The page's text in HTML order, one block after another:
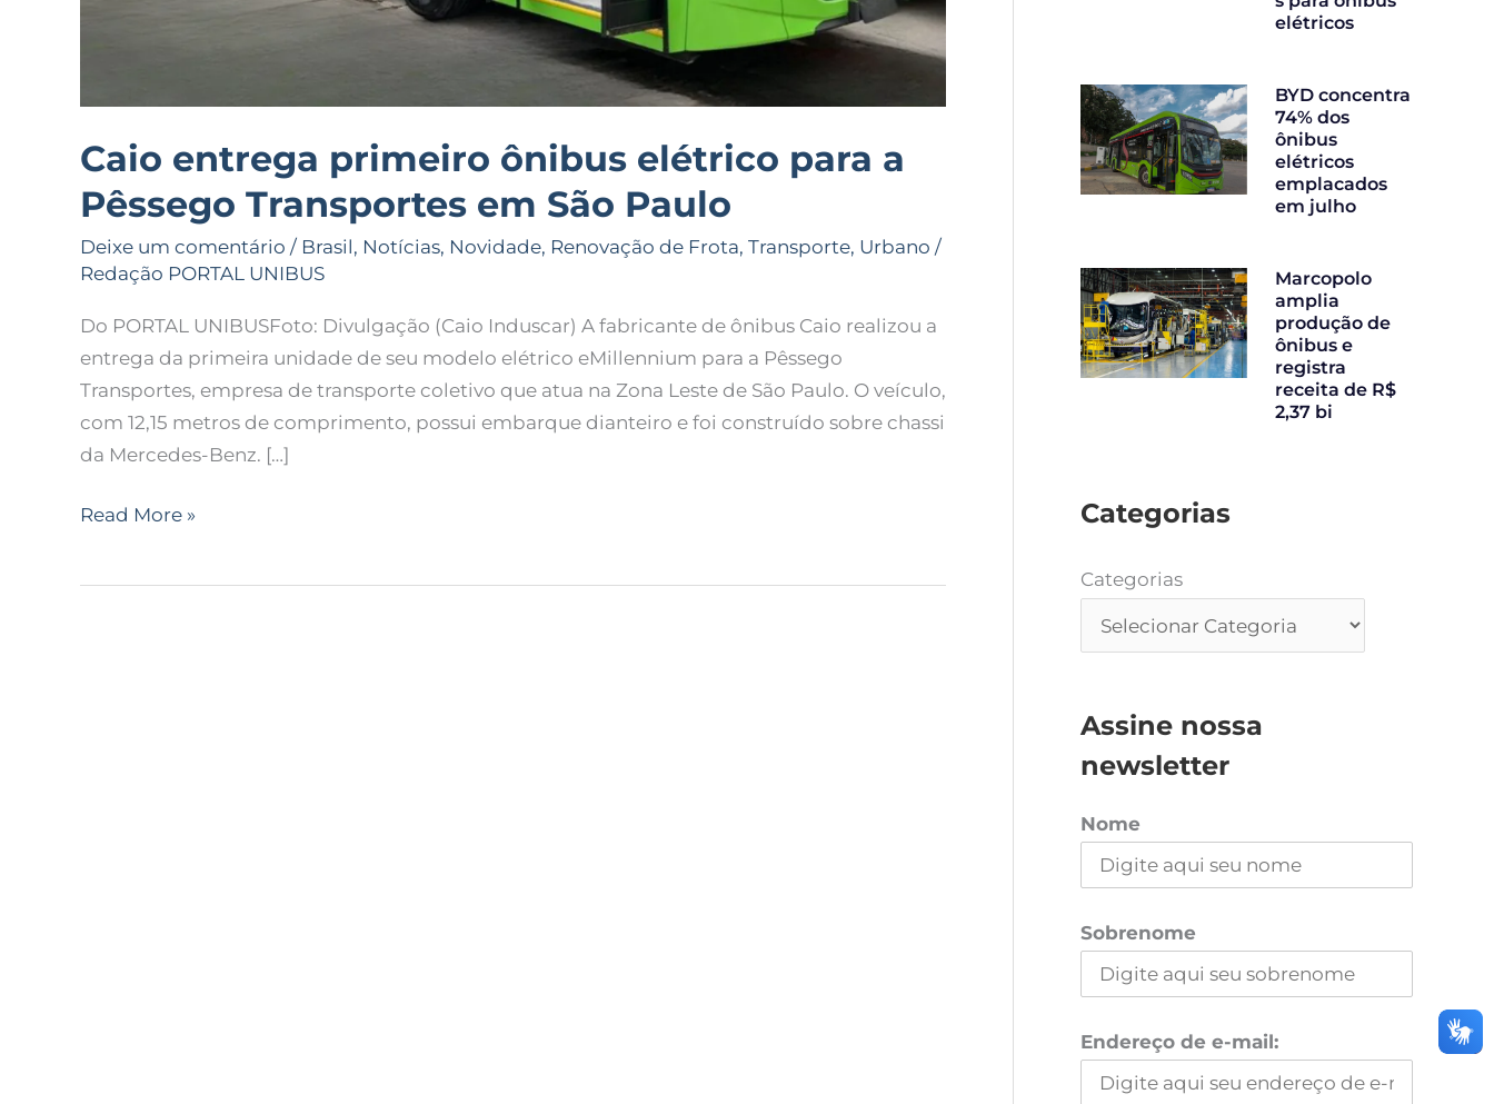
Caio entrega primeiro ônibus elétrico para a
Pêssego Transportes em São Paulo
Deixe um comentário / Brasil, Notícias, Novidade, Renovação de Frota, Transporte, Urbano /
Redação PORTAL UNIBUS
Do PORTAL UNIBUSFoto: Divulgação (Caio Induscar) A fabricante de ônibus Caio realizou a
entrega da primeira unidade de seu modelo elétrico eMillennium para a Pêssego
Transportes, empresa de transporte coletivo que atua na Zona Leste de São Paulo. O veículo,
com 12,15 metros de comprimento, possui embarque dianteiro e foi construído sobre chassi
da Mercedes-Benz. […]
Read More »
elétricos
BYD concentra
74% dos
ônibus
elétricos
emplacados
em julho
Marcopolo
amplia
produção de
ônibus e
registra
receita de R$
2,37 bi
Categorias
Categorias
Assine nossa
newsletter
Nome
Sobrenome
Endereço de e-mail: